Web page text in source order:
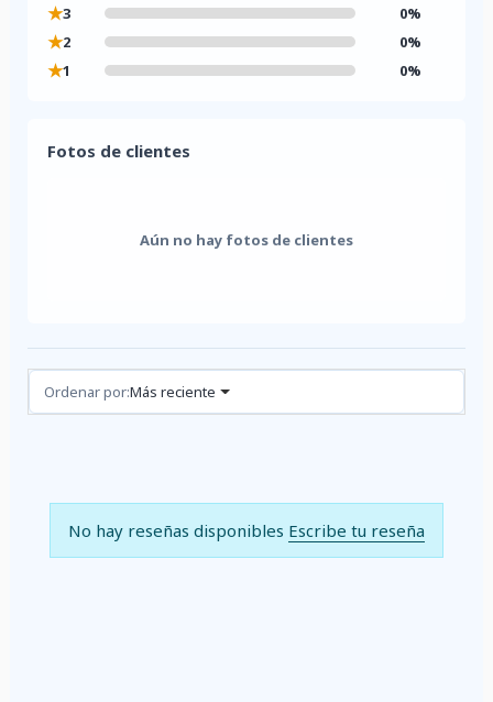
★3 0%
★2 0%
★1 0%
Fotos de clientes
Aún no hay fotos de clientes
Reseñas (0)
Ordenar por:Más reciente
No hay reseñas disponibles Escribe tu reseña